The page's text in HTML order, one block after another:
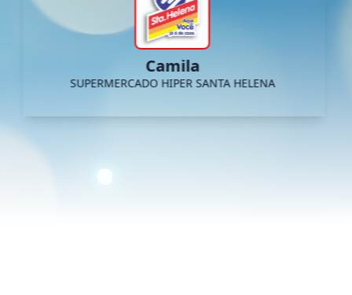
Camila
SUPERMERCADO HIPER SANTA HELENA